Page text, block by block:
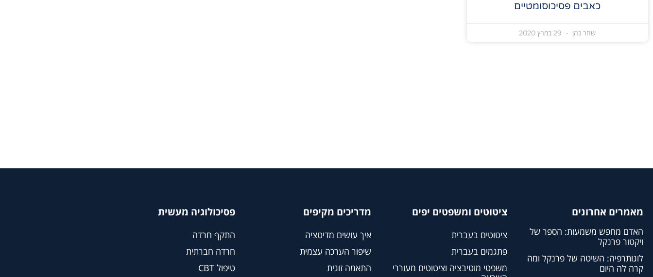
כאבים פסיכוסומטיים
שחר כהן
מאמרים אחרונים
האדם מחפש משמעות: הספר של
ויקטור פרנקל
לוגותרפיה: השיטה של פרנקל ומה
קרה לה היום
ציטוטים ומשפטים יפים
ציטוטים בעברית
פתגמים בעברית
משפטי מוטיבציה וציטוטים מעוררי
מדריכים מקיפים
איך עושים מדיטציה
שיפור הערכה עצמית
התאמה זוגית
פסיכולוגיה מעשית
התקף חרדה
חרדה חברתית
טיפול CBT